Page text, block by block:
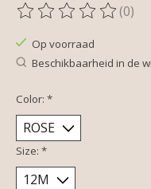
De beoordeling van
(0)
Op voorraad
Beschikbaarheid in de
Color: *
Size: *